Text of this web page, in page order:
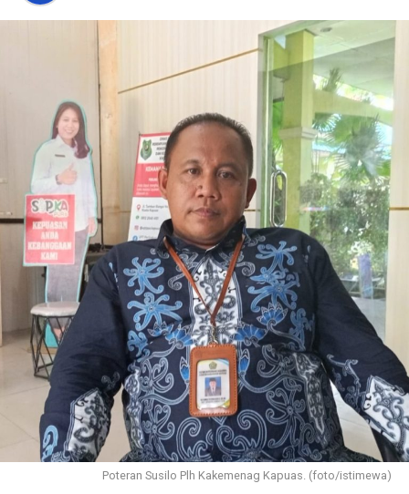
Poteran Susilo Plh Kakemenag Kapuas. (foto/istimewa)